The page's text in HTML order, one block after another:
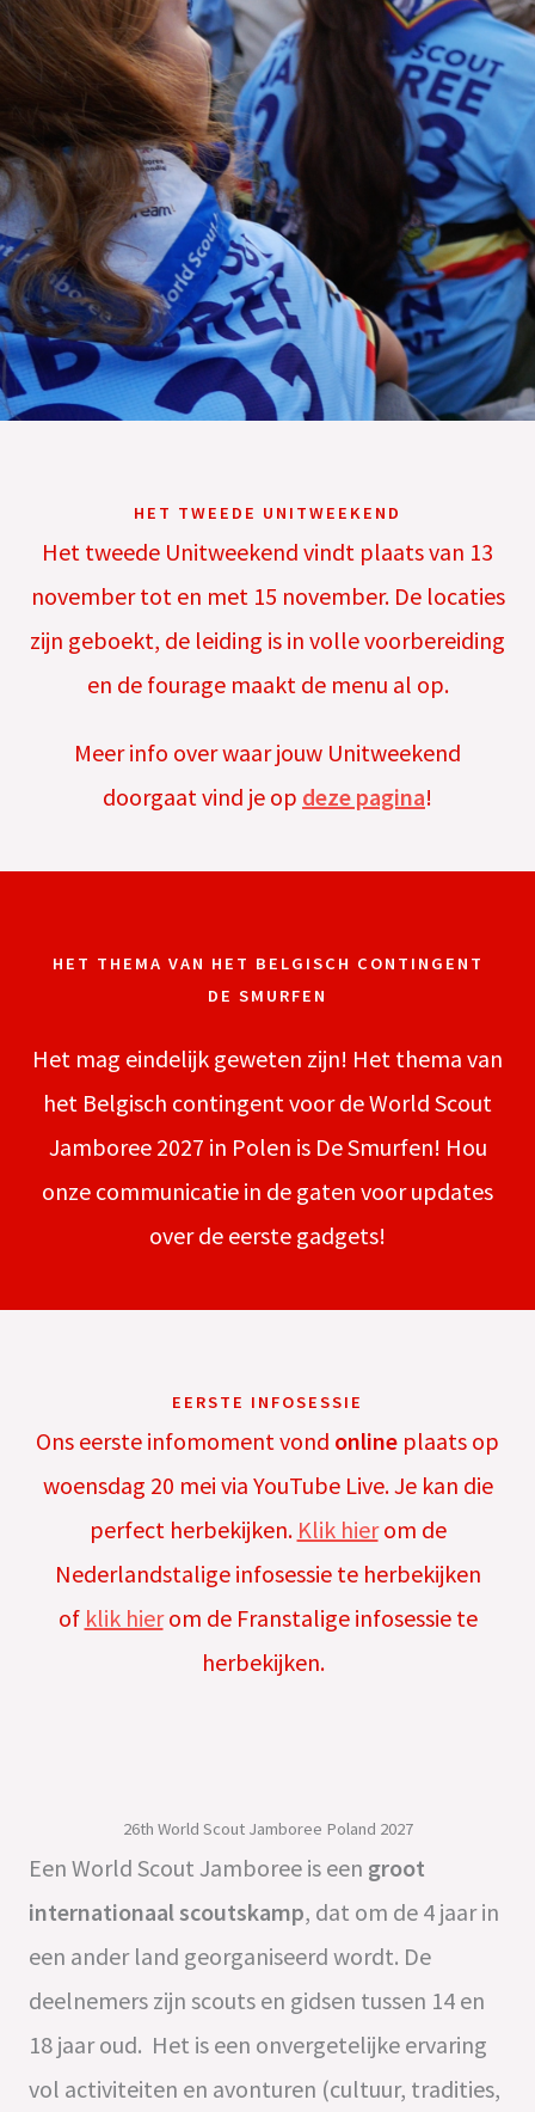
HET TWEEDE UNITWEEKEND
Het tweede Unitweekend vindt plaats van 13
november tot en met 15 november. De locaties
zijn geboekt, de leiding is in volle voorbereiding
en de fourage maakt de menu al op.
Meer info over waar jouw Unitweekend
doorgaat vind je op deze pagina!
HET THEMA VAN HET BELGISCH CONTINGENT
DE SMURFEN
Het mag eindelijk geweten zijn! Het thema van
het Belgisch contingent voor de World Scout
Jamboree 2027 in Polen is De Smurfen! Hou
onze communicatie in de gaten voor updates
over de eerste gadgets!
EERSTE INFOSESSIE
Ons eerste infomoment vond online plaats op
woensdag 20 mei via YouTube Live. Je kan die
perfect herbekijken. Klik hierom de
Nederlandstalige infosessie te herbekijken
of klik hierom de Franstalige infosessie te
herbekijken.
26th World Scout Jamboree Poland 2027
Een World Scout Jamboree is een groot
internationaal scoutskamp, dat om de 4 jaar in
een ander land georganiseerd wordt. De
deelnemers zijn scouts en gidsen tussen 14 en
18 jaar oud. Het is een onvergetelijke ervaring
vol activiteiten en avonturen (cultuur, tradities,